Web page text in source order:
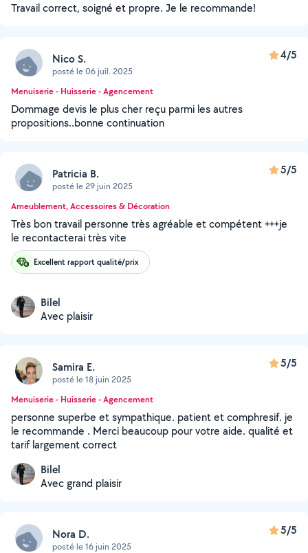
Travail correct, soigné et propre. Je le recommande!
Nico S.
posté le 06 juil. 2025
4/5
Menuiserie - Huisserie - Agencement
Dommage devis le plus cher reçu parmi les autres
propositions..bonne continuation
Patricia B.
posté le 29 juin 2025
5/5
Ameublement, Accessoires & Décoration
Très bon travail personne très agréable et compétent +++je
le recontacterai très vite
Excellent rapport qualité/prix
Bilel
Avec plaisir
Samira E.
posté le 18 juin 2025
5/5
Menuiserie - Huisserie - Agencement
personne superbe et sympathique. patient et comphresif. je
le recommande . Merci beaucoup pour votre aide. qualité et
tarif largement correct
Bilel
Avec grand plaisir
Nora D.
posté le 16 juin 2025
5/5